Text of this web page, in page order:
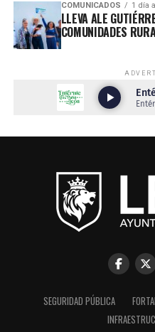
COMUNICADOS 1 día
LLEVA ALE
COMUNIDADES
SEGURIDAD PÚBLICA